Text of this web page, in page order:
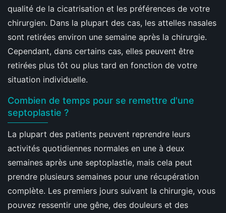
qualité de la cicatrisation et les préférences de votre
chirurgien. Dans la plupart des cas, les attelles nasales
sont retirées environ une semaine après la chirurgie.
Cependant, dans certains cas, elles peuvent être
retirées plus tôt ou plus tard en fonction de votre
situation individuelle.
Combien de temps pour se remettre d'une
septoplastie ?
La plupart des patients peuvent reprendre leurs
activités quotidiennes normales en une à deux
semaines après une septoplastie, mais cela peut
prendre plusieurs semaines pour une récupération
complète. Les premiers jours suivant la chirurgie, vous
pouvez ressentir une gêne, des douleurs et des